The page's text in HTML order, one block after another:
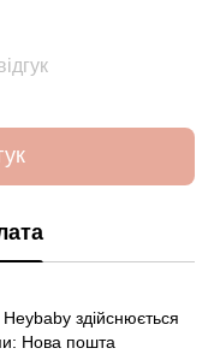
здійснюється
Нова пошта